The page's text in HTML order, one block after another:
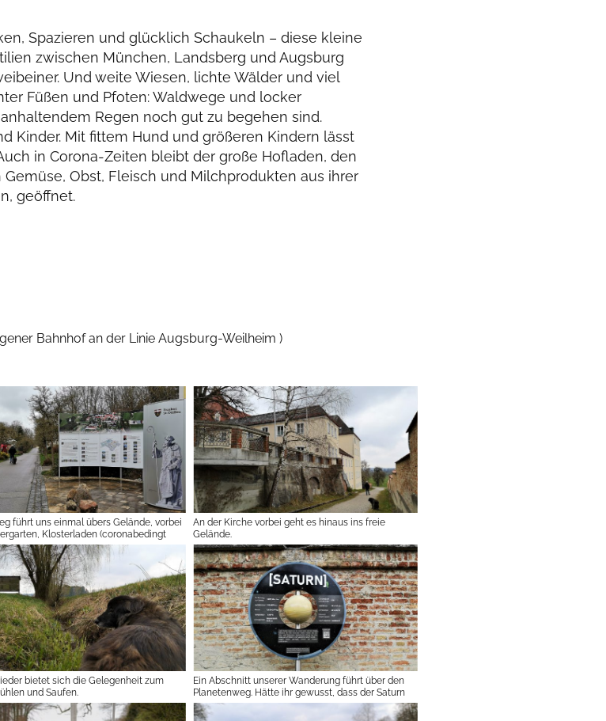
Spazieren und glücklich Schaukeln – diese kleine
zwischen München, Landsberg und Augsburg
Und weite Wiesen, lichte Wälder und viel
Füßen und Pfoten: Waldwege und locker
Regen noch gut zu begehen sind.
Kinder. Mit fittem Hund und größeren Kindern lässt
in Corona-Zeiten bleibt der große Hofladen, den
Obst, Fleisch und Milchprodukten aus ihrer
geöffnet.
Bahnhof an der Linie Augsburg-Weilheim )
führt uns einmal übers Gelände, vorbei
Klosterladen (coronabedingt
und Kiosk (Am Wochenende ab
und Kuchen to go). Von 1945 bis
im Klosterdorf rund 450 aus KZs
schwerkranke Juden. Infotafeln mit teils
Bildern erzählen die Geschichte.
An der Kirche vorbei geht es hinaus ins freie
Gelände.
bietet sich die Gelegenheit zum
und Saufen.
Ein Abschnitt unserer Wanderung führt über den
Planetenweg. Hätte ihr gewusst, dass der Saturn
auf Wasser schwimmen würde?